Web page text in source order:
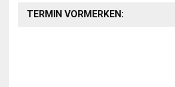
TERMIN VORMERKEN: